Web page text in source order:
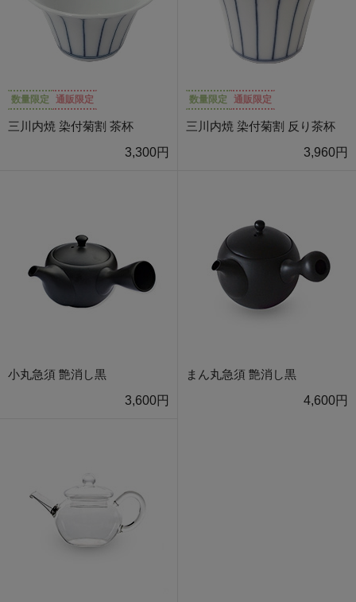
数量限定 通販限定
三川内焼 染付菊割 茶杯
3,300円
数量限定 通販限定
三川内焼 染付菊割 反り茶杯
3,960円
小丸急須 艶消し黒
3,600円
まん丸急須 艶消し黒
4,600円